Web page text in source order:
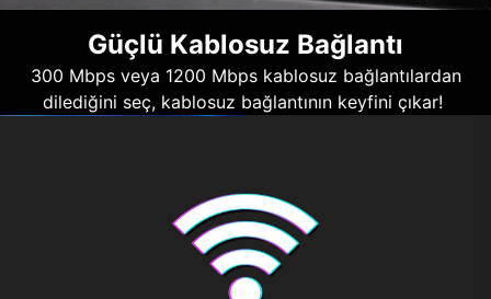
Güçlü Kablosuz Bağlantı
300 Mbps veya 1200 Mbps kablosuz bağlantılardan
dilediğini seç, kablosuz bağlantının keyfini çıkar!